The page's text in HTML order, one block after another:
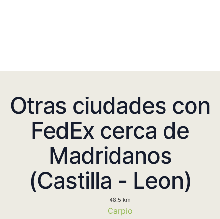
Otras ciudades con
FedEx cerca de
Madridanos
(Castilla - Leon)
48.5 km
Carpio